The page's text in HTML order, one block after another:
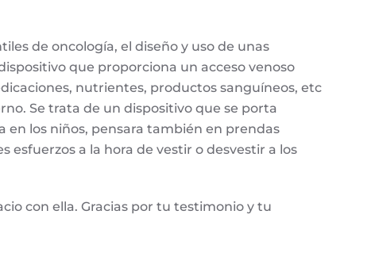
de oncología, el diseño y uso de unas
que proporciona un acceso venoso
nutrientes, productos sanguíneos, etc
Se trata de un dispositivo que se porta
en los niños, pensara también en prendas
a la hora de vestir o desvestir a los
con ella. Gracias por tu testimonio y tu